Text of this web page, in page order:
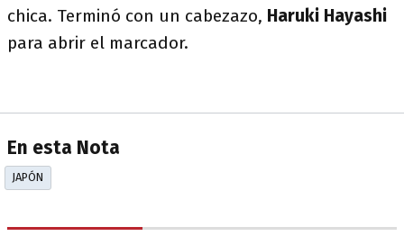
chica. Terminó con un cabezazo, Haruki Hayashi
para abrir el marcador.
En esta Nota
JAPÓN